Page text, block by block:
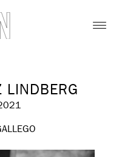
LINDBERG